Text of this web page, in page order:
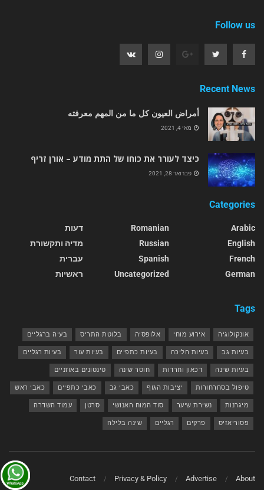
Follow us
Recent News
أمراض العيون كل ما من المهم معرفته
מאי 4, 2021
כיצד לעורר את כוחו של התת מודע – אורן זריף
פברואר 28, 2021
Categories
Arabic
English
French
German
Romanian
Russian
Spanish
Uncategorized
דעות
מדיה ותקשורת
עברית
ראשיות
Tags
אונקולוגיה אירוע מוחי אלופסיה בלוטת התריס בעיה ברגליים
בעיות גב בעיות הליכה בעיות כתפיים בעיות עור בעיות רגליים
בעיות שינה דכאון וחרדות חוסר שינה טינטונים באוזניים
טיפול בסחרחורות יציבות הגוף כאבי גב כאבי כתפיים כאבי ראש
מיגרנות נשירת שיער סוד המוח האנושי סרטן עמוד השדרה
פסוריאזיס פרקים רגליים שינה בלילה
About
Advertise
Privacy & Policy
Contact